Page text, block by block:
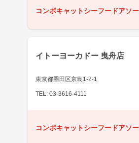
コンボキャットシーフードアソ
イトーヨーカドー 曳舟店
東京都墨田区京島1-2-1
TEL: 03-3616-4111
コンボキャットシーフードアソ